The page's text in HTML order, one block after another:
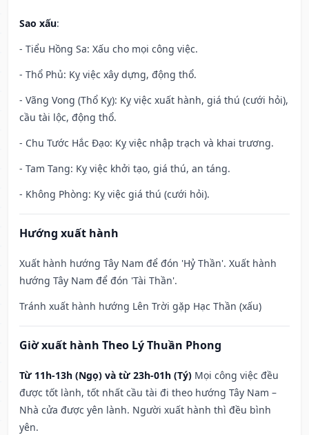
Sao xấu:
- Tiểu Hồng Sa: Xấu cho mọi công việc.
- Thổ Phủ: Kỵ việc xây dựng, động thổ.
- Vãng Vong (Thổ Kỵ): Kỵ việc xuất hành, giá thú (cưới hỏi),
cầu tài lộc, động thổ.
- Chu Tước Hắc Đạo: Kỵ việc nhập trạch và khai trương.
- Tam Tang: Kỵ việc khởi tạo, giá thú, an táng.
- Không Phòng: Kỵ việc giá thú (cưới hỏi).
Hướng xuất hành
Xuất hành hướng Tây Nam để đón 'Hỷ Thần'. Xuất hành
hướng Tây Nam để đón 'Tài Thần'.
Tránh xuất hành hướng Lên Trời gặp Hạc Thần (xấu)
Giờ xuất hành Theo Lý Thuần Phong
Từ 11h-13h (Ngọ) và từ 23h-01h (Tý) Mọi công việc đều
được tốt lành, tốt nhất cầu tài đi theo hướng Tây Nam –
Nhà cửa được yên lành. Người xuất hành thì đều bình
yên.